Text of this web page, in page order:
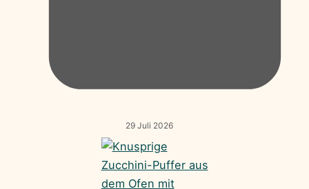
29 Juli 2026